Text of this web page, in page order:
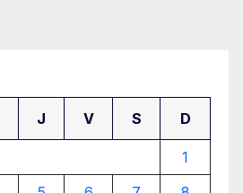
J V S D
1